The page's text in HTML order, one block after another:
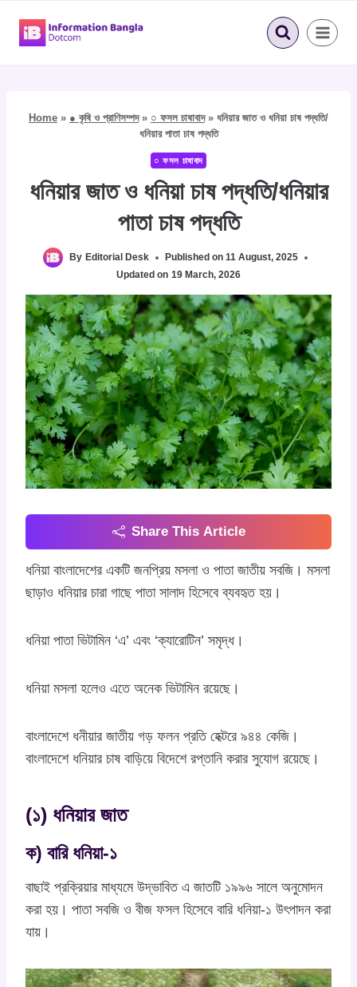
Home » ● কৃষি ও প্রাণিসম্পদ» ○ ফসল চাষাবাদ» ধনিয়ার জাত ও ধনিয়া চাষ পদ্ধতি/
ধনিয়ার পাতা চাষ পদ্ধতি
○ ফসল চাষাবাদ
ধনিয়ার জাত ও ধনিয়া চাষ পদ্ধতি/ধনিয়ার
পাতা চাষ পদ্ধতি
By Editorial Desk Published on 11 August, 2025
Updated on 19 March, 2026
Share This Article
ধনিয়া বাংলাদেশের একটি জনপ্রিয় মসলা ও পাতা জাতীয় সবজি। মসলা
ছাড়াও ধনিয়ার চারা গাছে পাতা সালাদ হিসেবে ব্যবহৃত হয়।
ধনিয়া পাতা ভিটামিন ‘এ’ এবং ‘ক্যারোটিন’ সমৃদ্ধ।
ধনিয়া মসলা হলেও এতে অনেক ভিটামিন রয়েছে।
বাংলাদেশে ধনীয়ার জাতীয় গড় ফলন প্রতি হেক্টরে ৯৪৪ কেজি।
বাংলাদেশে ধনিয়ার চাষ বাড়িয়ে বিদেশে রপ্তানি করার সুযোগ রয়েছে।
(১) ধনিয়ার জাত
ক) বারি ধনিয়া-১
বাছাই প্রক্রিয়ার মাধ্যমে উদ্ভাবিত এ জাতটি ১৯৯৬ সালে অনুমোদন
করা হয়। পাতা সবজি ও বীজ ফসল হিসেবে বারি ধনিয়া-১ উৎপাদন করা
যায়।